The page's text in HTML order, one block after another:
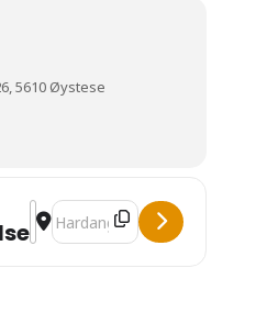
5610 Øystese
Address - Utstillingsopning
Destination Address -